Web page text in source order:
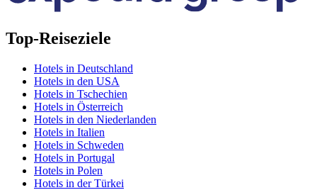
Top-Reiseziele
Hotels in Deutschland
Hotels in den USA
Hotels in Tschechien
Hotels in Österreich
Hotels in den Niederlanden
Hotels in Italien
Hotels in Schweden
Hotels in Portugal
Hotels in Polen
Hotels in der Türkei